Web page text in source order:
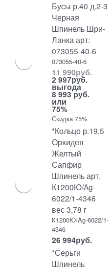
Бусы р.40 д.2-3
Черная
Шпинель Шри-
Ланка арт:
073055-40-6
073055-40-6
11 990руб.
2 997руб.
выгода
8 993 руб.
или
75%
Скидка 75%
*Кольцо р.19,5
Орхидея
Желтый
Сапфир
Шпинель арт.
К1200Ю/Ag-
6022/1-4346
вес 3,78 г
К1200Ю/Ag-6022/1-
4346
26 994руб.
*Серьги
Шпинель